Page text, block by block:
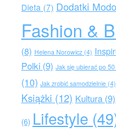
Dieta(7) Dodatki
Fashion &
(8) Helena Norowicz(4)
Polki(9) Jak się ubierać po 50
(10) Jak zrobić samodzielnie(4)
Książki (12) Kultura(9)
(6) Lifestyle